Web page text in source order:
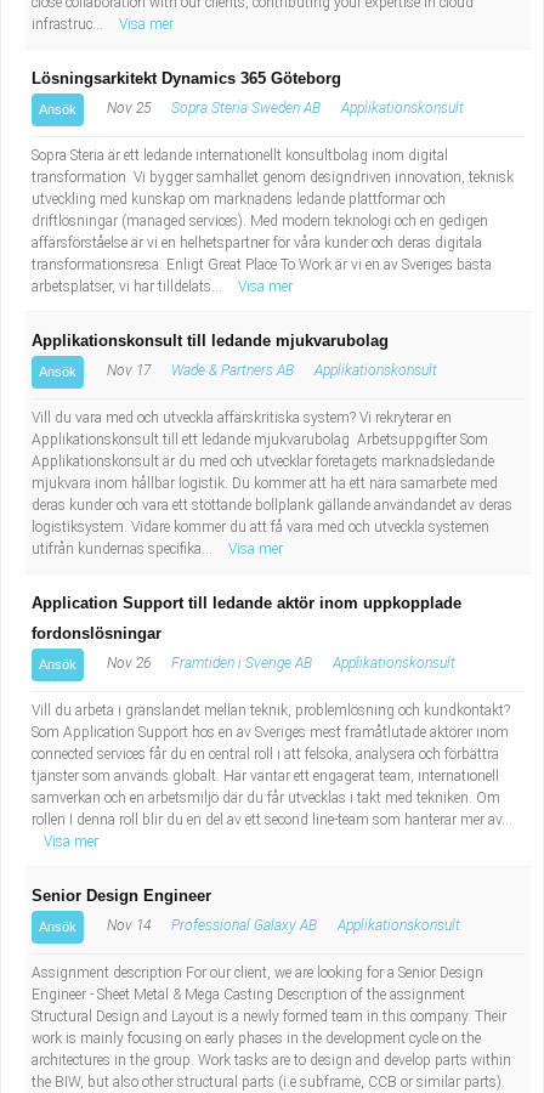
infrastruc...
Visa mer
Lösningsarkitekt Dynamics 365 Göteborg
Ansök Nov 25 Sopra Steria Sweden AB Applikationskonsult
Sopra Steria är ett ledande internationellt konsultbolag inom digital
transformation. Vi bygger samhället genom designdriven innovation, teknisk
utveckling med kunskap om marknadens ledande plattformar och
driftlösningar (managed services). Med modern teknologi och en gedigen
affärsförståelse är vi en helhetspartner för våra kunder och deras digitala
transformationsresa. Enligt Great Place To Work är vi en av Sveriges bästa
arbetsplatser, vi har tilldelats...
Visa mer
Applikationskonsult till ledande mjukvarubolag
Ansök Nov 17 Wade & Partners AB Applikationskonsult
Vill du vara med och utveckla affärskritiska system? Vi rekryterar en
Applikationskonsult till ett ledande mjukvarubolag Arbetsuppgifter Som
Applikationskonsult är du med och utvecklar företagets marknadsledande
mjukvara inom hållbar logistik. Du kommer att ha ett nära samarbete med
deras kunder och vara ett stöttande bollplank gällande användandet av deras
logistiksystem. Vidare kommer du att få vara med och utveckla systemen
utifrån kundernas specifika...
Visa mer
Application Support till ledande aktör inom uppkopplade
fordonslösningar
Ansök Nov 26 Framtiden i Sverige AB Applikationskonsult
Vill du arbeta i gränslandet mellan teknik, problemlösning och kundkontakt?
Som Application Support hos en av Sveriges mest framåtlutade aktörer inom
connected services får du en central roll i att felsöka, analysera och förbättra
tjänster som används globalt. Här väntar ett engagerat team, internationell
samverkan och en arbetsmiljö där du får utvecklas i takt med tekniken. Om
rollen I denna roll blir du en del av ett second line-team som hanterar mer av...
Visa mer
Senior Design Engineer
Ansök Nov 14 Professional Galaxy AB Applikationskonsult
Assignment description For our client, we are looking for a Senior Design
Engineer - Sheet Metal & Mega Casting Description of the assignment
Structural Design and Layout is a newly formed team in this company. Their
work is mainly focusing on early phases in the development cycle on the
architectures in the group. Work tasks are to design and develop parts within
the BIW, but also other structural parts (i.e subframe, CCB or similar parts).